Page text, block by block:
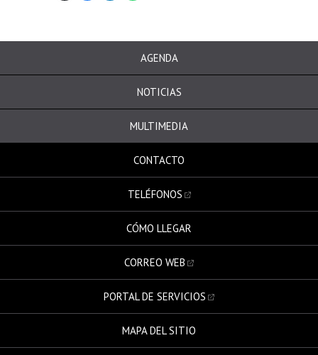
AGENDA
NOTICIAS
MULTIMEDIA
CONTACTO
TELÉFONOS
CÓMO LLEGAR
CORREO WEB
PORTAL DE SERVICIOS
MAPA DEL SITIO